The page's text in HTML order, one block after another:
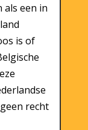
als een in
is of
recht